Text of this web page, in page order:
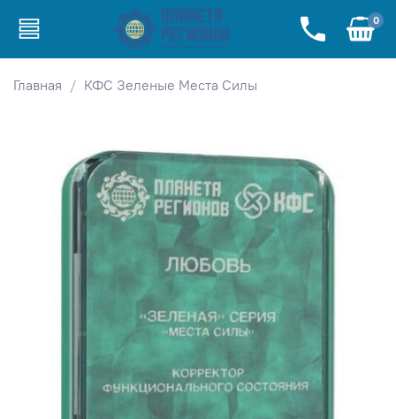
0
Главная КФС Зеленые Места Силы